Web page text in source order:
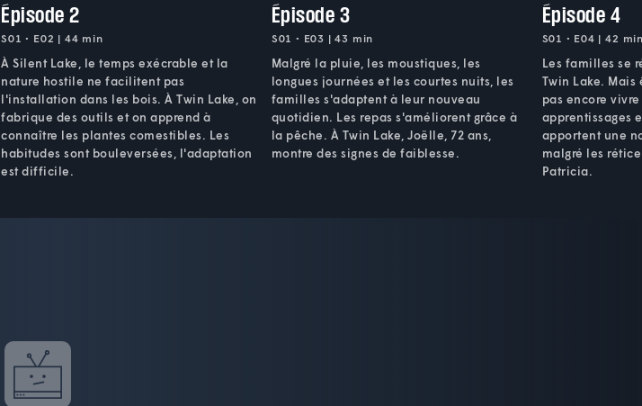
Épisode 2
S01 • E02 | 44 min
À Silent Lake, le temps exécrable et la
nature hostile ne facilitent pas
l'installation dans les bois. À Twin Lake, on
fabrique des outils et on apprend à
connaître les plantes comestibles. Les
habitudes sont bouleversées, l'adaptation
est difficile.
Épisode 3
S01 • E03 | 43 min
Malgré la pluie, les moustiques, les
longues journées et les courtes nuits, les
familles s'adaptent à leur nouveau
quotidien. Les repas s'améliorent grâce à
la pêche. À Twin Lake, Joëlle, 72 ans,
montre des signes de faiblesse.
Épisode 4
S01 • E04 | 42
Les familles se
Twin Lake.
pas encore
apprentissages
apportent une
malgré les
Patricia.